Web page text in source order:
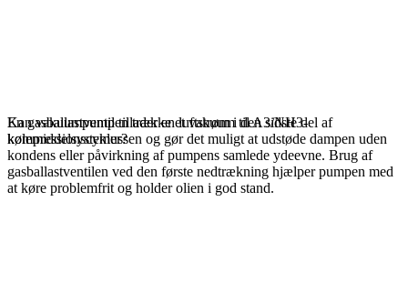
En gasballastventil tillader en luftstrøm i den sidste del af
kompressionscyklussen og gør det muligt at udstøde dampen uden
kondens eller påvirkning af pumpens samlede ydeevne. Brug af
gasballastventilen ved den første nedtrækning hjælper pumpen med
at køre problemfrit og holder olien i god stand.
Kan vakuumpumpen trække et vakuum til A3/NH3-
kølemiddelsystemer?